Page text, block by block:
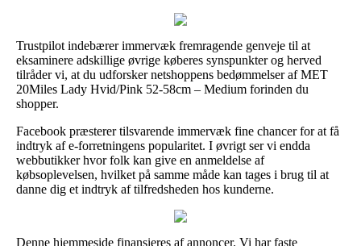
Trustpilot indebærer immervæk fremragende genveje til at
eksaminere adskillige øvrige køberes synspunkter og herved
tilråder vi, at du udforsker netshoppens bedømmelser af MET
20Miles Lady Hvid/Pink 52-58cm – Medium forinden du
shopper.
Facebook præsterer tilsvarende immervæk fine chancer for at få
indtryk af e-forretningens popularitet. I øvrigt ser vi endda
webbutikker hvor folk kan give en anmeldelse af
købsoplevelsen, hvilket på samme måde kan tages i brug til at
danne dig et indtryk af tilfredsheden hos kunderne.
Denne hjemmeside finansieres af annoncer. Vi har faste